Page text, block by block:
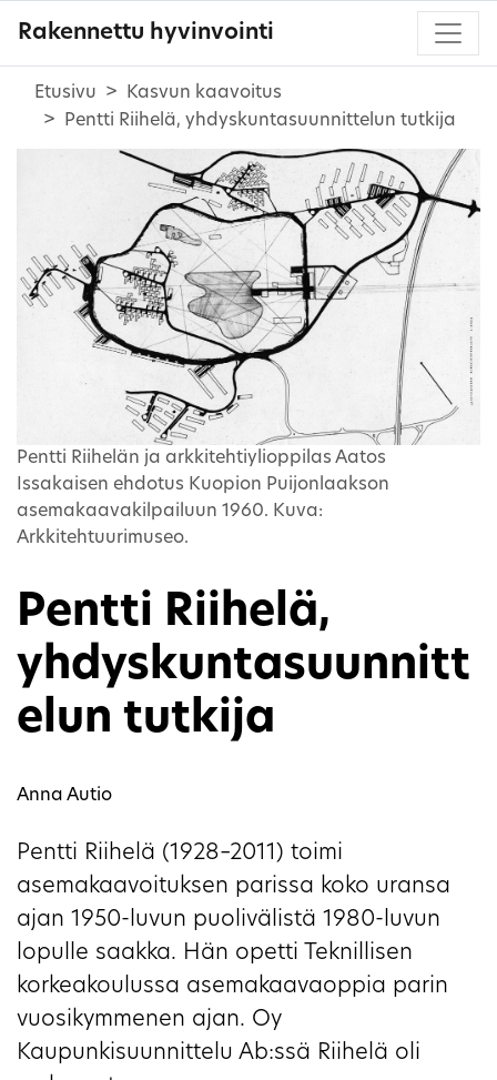
Rakennettu hyvinvointi
Etusivu
Kasvun kaavoitus
Pentti Riihelä, yhdyskuntasuunnittelun tutkija
Pentti Riihelän ja arkkitehtiylioppilas Aatos
Issakaisen ehdotus Kuopion Puijonlaakson
asemakaavakilpailuun 1960. Kuva:
Arkkitehtuurimuseo.
Pentti Riihelä,
yhdyskuntasuunnitt
elun tutkija
Anna Autio
Pentti Riihelä (1928–2011) toimi
asemakaavoituksen parissa koko uransa
ajan 1950-luvun puolivälistä 1980-luvun
lopulle saakka. Hän opetti Teknillisen
korkeakoulussa asemakaavaoppia parin
vuosikymmenen ajan. Oy
Kaupunkisuunnittelu Ab:ssä Riihelä oli